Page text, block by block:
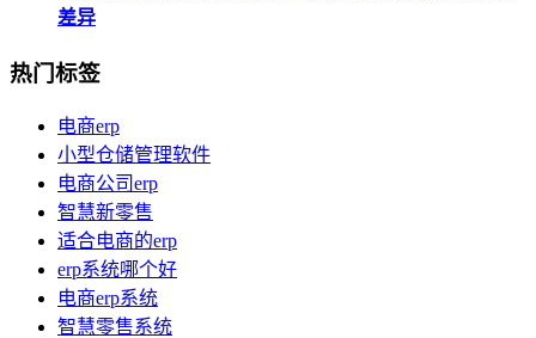
差异
热门标签
电商erp
小型仓储管理软件
电商公司erp
智慧新零售
适合电商的erp
erp系统哪个好
电商erp系统
智慧零售系统